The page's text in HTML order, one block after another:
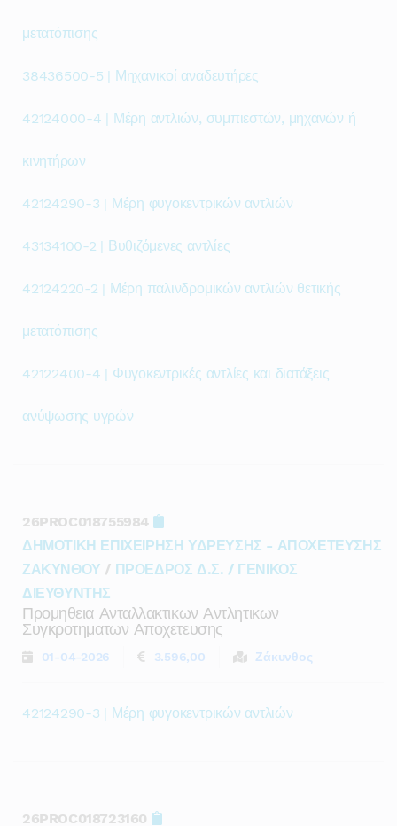
μετατόπισης
38436500-5 | Μηχανικοί αναδευτήρες
42124000-4 | Μέρη αντλιών, συμπιεστών, μηχανών ή
κινητήρων
42124290-3 | Μέρη φυγοκεντρικών αντλιών
43134100-2 | Βυθιζόμενες αντλίες
42124220-2 | Μέρη παλινδρομικών αντλιών θετικής
μετατόπισης
42122400-4 | Φυγοκεντρικές αντλίες και διατάξεις
ανύψωσης υγρών
26PROC018755984
ΔΗΜΟΤΙΚΗ ΕΠΙΧΕΙΡΗΣΗ ΥΔΡΕΥΣΗΣ - ΑΠΟΧΕΤΕΥΣΗΣ
ΖΑΚΥΝΘΟΥ / ΠΡΟΕΔΡΟΣ Δ.Σ. / ΓΕΝΙΚΟΣ
ΔΙΕΥΘΥΝΤΗΣ
Προμηθεια Ανταλλακτικων Αντλητικων
Συγκροτηματων Αποχετευσης
01-04-2026 3.596,00 Ζάκυνθος
42124290-3 | Μέρη φυγοκεντρικών αντλιών
26PROC018723160